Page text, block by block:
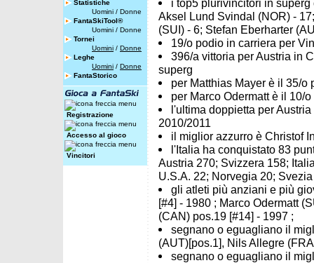
Statistiche
Uomini / Donne
FantaSkiTool®
Uomini / Donne
Tornei
Uomini / Donne
Leghe
Uomini / Donne
FantaStorico
Registrazione
Accesso al gioco
Vincitori
i top5 plurivincitori in
Aksel Lund Svindal (NOR) -
(SUI) - 6; Stefan Eberharter
19/o podio in carriera per
396/a vittoria per Austria in
superg
per Matthias Mayer è il 35/
per Marco Odermatt è il 10/
l'ultima doppietta per
2010/2011
il miglior azzurro è Christof
l'Italia ha conquistato 83
Austria 270; Svizzera 158;
U.S.A. 22; Norvegia 20;
gli atleti più anziani e più
[#4] - 1980 ; Marco Odermatt
(CAN) pos.19 [#14] - 1997 ;
segnano o eguagliano il
(AUT)[pos.1], Nils Allegre
segnano o eguagliano il